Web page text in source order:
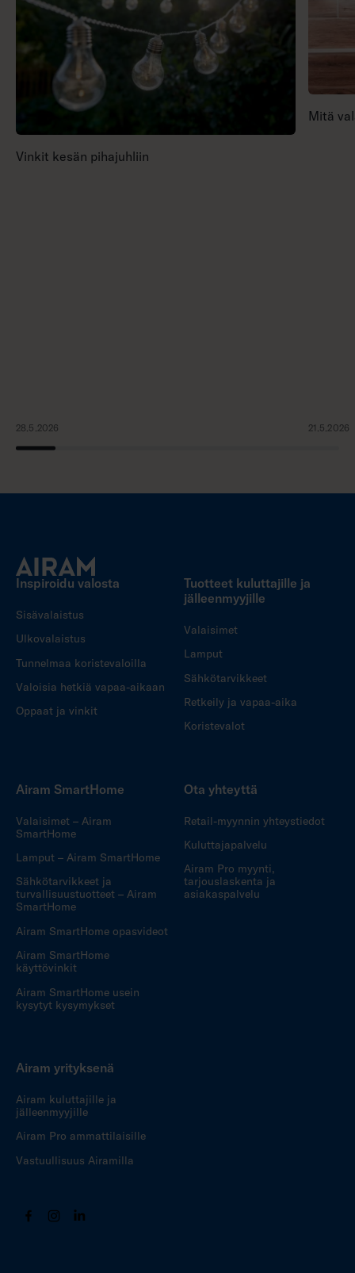
Vinkit kesän pihajuhliin
28.5.2026
Mitä
21.5.2026
Inspiroidu valosta
Sisävalaistus
Ulkovalaistus
Tunnelmaa koristevaloilla
Valoisia hetkiä vapaa-aikaan
Oppaat ja vinkit
Tuotteet kuluttajille ja
jälleenmyyjille
Valaisimet
Lamput
Sähkötarvikkeet
Retkeily ja vapaa-aika
Koristevalot
Airam SmartHome
Valaisimet – Airam
SmartHome
Lamput – Airam SmartHome
Sähkötarvikkeet ja
turvallisuustuotteet – Airam
SmartHome
Airam SmartHome opasvideot
Airam SmartHome
käyttövinkit
Airam SmartHome usein
kysytyt kysymykset
Ota yhteyttä
Retail-myynnin yhteystiedot
Kuluttajapalvelu
Airam Pro myynti,
tarjouslaskenta ja
asiakaspalvelu
Airam yrityksenä
Airam kuluttajille ja
jälleenmyyjille
Airam Pro ammattilaisille
Vastuullisuus Airamilla